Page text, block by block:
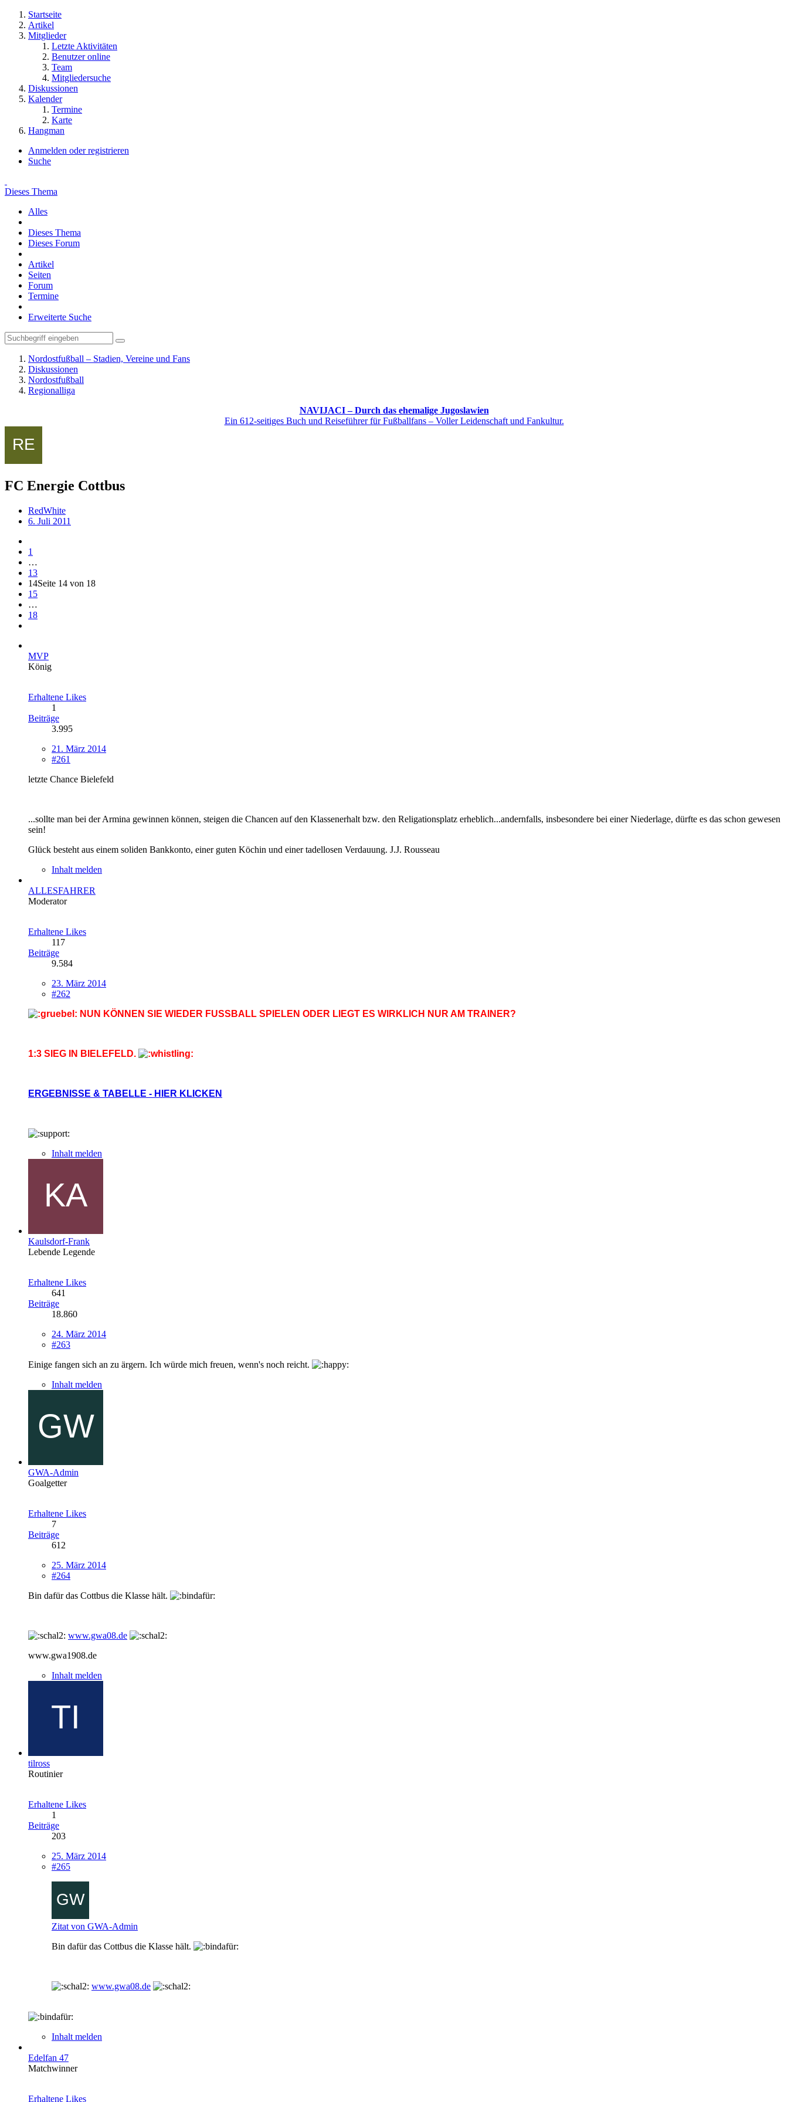
Startseite
Artikel
Mitglieder
Letzte Aktivitäten
Benutzer online
Team
Mitgliedersuche
Diskussionen
Kalender
Termine
Karte
Hangman
Anmelden oder registrieren
Suche
Dieses Thema
Alles
Dieses Thema
Dieses Forum
Artikel
Seiten
Forum
Termine
Erweiterte Suche
Nordostfußball – Stadien, Vereine und Fans
Diskussionen
Nordostfußball
Regionalliga
NAVIJACI – Durch das ehemalige Jugoslawien
Ein 612-seitiges Buch und Reiseführer für Fußballfans – Voller Leidenschaft und Fankultur.
FC Energie Cottbus
RedWhite
6. Juli 2011
1
…
13
14Seite 14 von 18
15
…
18
MVP
König
Erhaltene Likes
1
Beiträge
3.995
21. März 2014
#261
letzte Chance Bielefeld
...sollte man bei der Armina gewinnen können, steigen die Chancen auf den Klassenerhalt bzw. den Religationsplatz erheblich...andernfalls, insbesondere bei einer Niederlage, dürfte es das schon gewesen
sein!
Glück besteht aus einem soliden Bankkonto, einer guten Köchin und einer tadellosen Verdauung. J.J. Rousseau
Inhalt melden
ALLESFAHRER
Moderator
Erhaltene Likes
117
Beiträge
9.584
23. März 2014
#262
NUN KÖNNEN SIE WIEDER FUSSBALL SPIELEN ODER LIEGT ES WIRKLICH NUR AM TRAINER?
1:3 SIEG IN BIELEFELD.
ERGEBNISSE & TABELLE - HIER KLICKEN
Inhalt melden
Kaulsdorf-Frank
Lebende Legende
Erhaltene Likes
641
Beiträge
18.860
24. März 2014
#263
Einige fangen sich an zu ärgern. Ich würde mich freuen, wenn's noch reicht.
Inhalt melden
GWA-Admin
Goalgetter
Erhaltene Likes
7
Beiträge
612
25. März 2014
#264
Bin dafür das Cottbus die Klasse hält.
www.gwa08.de
www.gwa1908.de
Inhalt melden
tilross
Routinier
Erhaltene Likes
1
Beiträge
203
25. März 2014
#265
Zitat von GWA-Admin
Bin dafür das Cottbus die Klasse hält.
www.gwa08.de
Inhalt melden
Edelfan 47
Matchwinner
Erhaltene Likes